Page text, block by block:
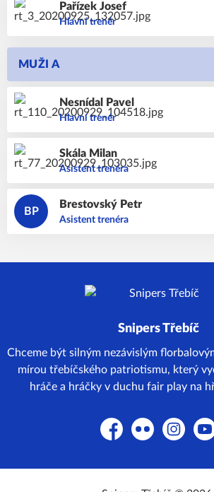
Josef
Pařízek
Hlavní trenér
MUŽI A
Pavel
Nesnídal
Hlavní trenér
Milan
Skála
Asistent trenéra
BP
Petr
Brestovský
Asistent trenéra
Snipers Třebíč
Chceme být silným nezávislým
mírou třebíčského patriotismu, který
hráče a hráčky v duchu fair play na
FacebookFlickr Instagram